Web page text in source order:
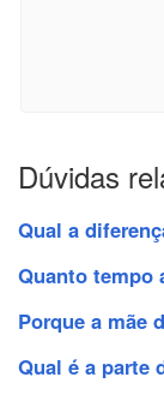
Dúvidas
Qual a
Quanto tempo
Porque a mãe
Qual é a parte